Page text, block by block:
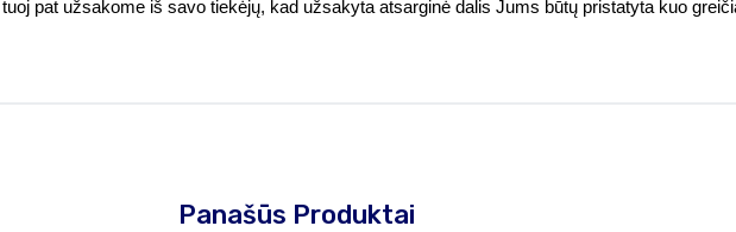
pat užsakome iš savo tiekėjų, kad užsakyta atsarginė dalis Jums būtų pristatyta kuo
Panašūs Produktai